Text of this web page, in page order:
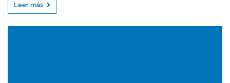
Leer más